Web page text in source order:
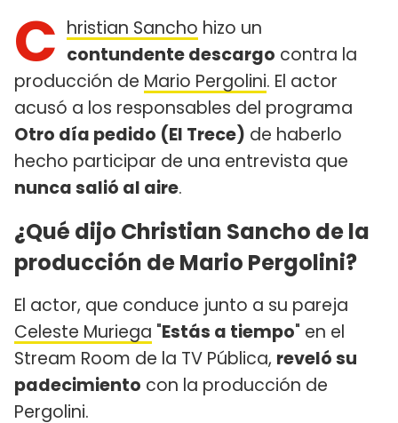
C hristian Sancho hizo un
contundente descargo contra la
producción de Mario Pergolini. El actor
acusó a los responsables del programa
Otro día pedido (El Trece) de haberlo
hecho participar de una entrevista que
nunca salió al aire.
¿Qué dijo Christian Sancho de la
producción de Mario Pergolini?
El actor, que conduce junto a su pareja
Celeste Muriega "Estás a tiempo" en el
Stream Room de la TV Pública, reveló su
padecimiento con la producción de
Pergolini.